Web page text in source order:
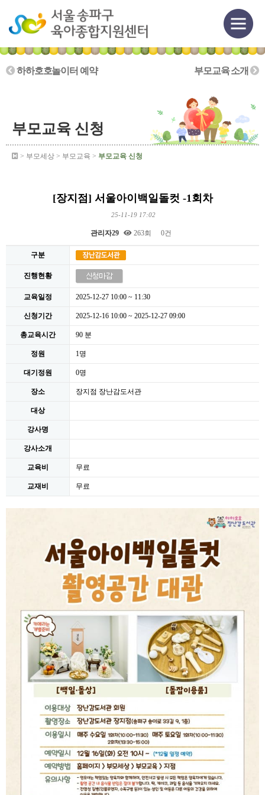
하하호호놀이터 예약 부모교육 소개
부모교육 신청
> 부모세상 > 부모교육 > 부모교육 신청
[장지점] 서울아이백일돌컷 -1회차
25-11-19 17:02
관리자29 263회 0건
구분
진행현황
교육일정 2025-12-27 10:00 ~ 11:30
신청기간 2025-12-16 10:00 ~ 2025-12-27 09:00
총교육시간 90 분
정원 1명
대기정원 0명
장소 장지점 장난감도서관
대상
강사명
강사소개
교육비 무료
교재비 무료